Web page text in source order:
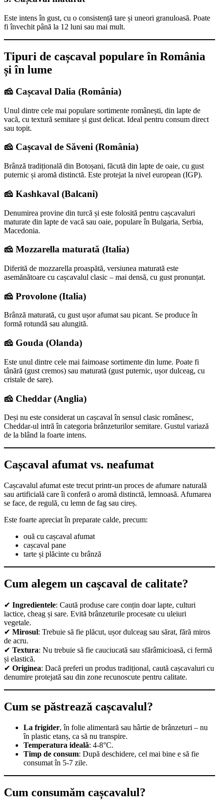
Este intens în gust, cu o consistență tare și uneori granuloasă. Poate
fi învechit până la 12 luni sau mai mult.
Tipuri de cașcaval populare în România
și în lume
🧀 Cașcaval Dalia (România)
Unul dintre cele mai populare sortimente românești, din lapte de
vacă, cu textură semitare și gust delicat. Ideal pentru consum direct
sau topit.
🧀 Cașcaval de Săveni (România)
Brânză tradițională din Botoșani, făcută din lapte de oaie, cu gust
puternic și aromă distinctă. Este protejat la nivel european (IGP).
🧀 Kashkaval (Balcani)
Denumirea provine din turcă și este folosită pentru cașcavaluri
maturate din lapte de vacă sau oaie, populare în Bulgaria, Serbia,
Macedonia.
🧀 Mozzarella maturată (Italia)
Diferită de mozzarella proaspătă, versiunea maturată este
asemănătoare cu cașcavalul clasic – mai densă, cu gust pronunțat.
🧀 Provolone (Italia)
Brânză maturată, cu gust ușor afumat sau picant. Se produce în
formă rotundă sau alungită.
🧀 Gouda (Olanda)
Este unul dintre cele mai faimoase sortimente din lume. Poate fi
tânără (gust cremos) sau maturată (gust puternic, ușor dulceag, cu
cristale de sare).
🧀 Cheddar (Anglia)
Deși nu este considerat un cașcaval în sensul clasic românesc,
Cheddar-ul intră în categoria brânzeturilor semitare. Gustul variază
de la blând la foarte intens.
Cașcaval afumat vs. neafumat
Cașcavalul afumat este trecut printr-un proces de afumare naturală
sau artificială care îi conferă o aromă distinctă, lemnoasă. Afumarea
se face, de regulă, cu lemn de fag sau cireș.
Este foarte apreciat în preparate calde, precum:
ouă cu cașcaval afumat
cașcaval pane
tarte și plăcinte cu brânză
Cum alegem un cașcaval de calitate?
✔ Ingredientele: Caută produse care conțin doar lapte, culturi
lactice, cheag și sare. Evită brânzeturile procesate cu uleiuri
vegetale.
✔ Mirosul: Trebuie să fie plăcut, ușor dulceag sau sărat, fără miros
de acru.
✔ Textura: Nu trebuie să fie cauciucată sau sfărâmicioasă, ci fermă
și elastică.
✔ Originea: Dacă preferi un produs tradițional, caută cașcavaluri cu
denumire protejată sau din zone recunoscute pentru calitate.
Cum se păstrează cașcavalul?
La frigider, în folie alimentară sau hârtie de brânzeturi – nu
în plastic etanș, ca să nu transpire.
Temperatura ideală: 4-8°C.
Timp de consum: După deschidere, cel mai bine e să fie
consumat în 5-7 zile.
Cum consumăm cașcavalul?